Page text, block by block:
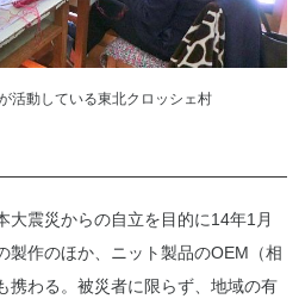
活動している東北クロッシェ村
震災からの自立を目的に14年1月
製作のほか、ニット製品のOEM（相
携わる。被災者に限らず、地域の有